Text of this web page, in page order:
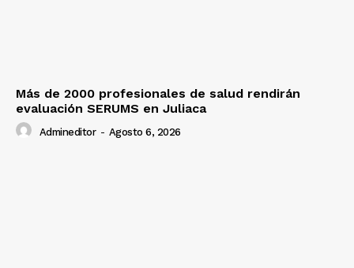
Más de 2000 profesionales de salud rendirán
evaluación SERUMS en Juliaca
Admineditor - Agosto 6, 2026